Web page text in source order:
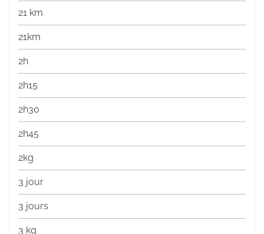
21 km
21km
2h
2h15
2h30
2h45
2kg
3 jour
3 jours
3 kg